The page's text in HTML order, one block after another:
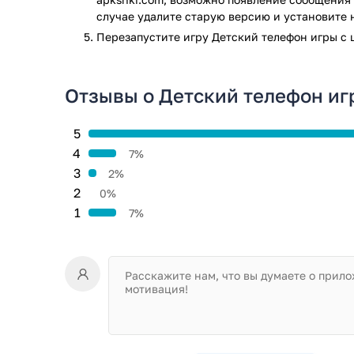
Качественно проработанную графику и
Музыкальное сопровождение, которое точно
Разработчиками предусмотрено 17 языковых
Скачать Детский телефон возможно бесплатно.
Игра Детский телефон игры с цифрами прошла
результате проверки по всем последним
случае удалите старую версию и установите
Перезапустите игру Детский телефон игры
Отзывы о Детский телефон
1 7%
2 0%
3 2%
4 7%
5